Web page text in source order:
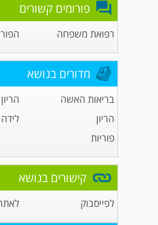
פורומים קשורים
רפואת משפחה
מדורים בנושא
בריאות האשה
הריון
לידה
פוריות
קישורים בנושא
לפייסבוק